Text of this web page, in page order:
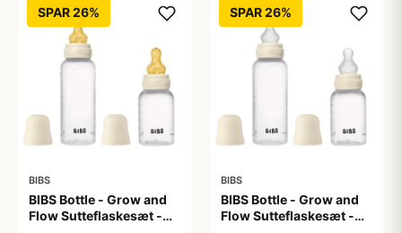
SPAR 26%
BIBS
BIBS Bottle - Grow and
Flow Sutteflaskesæt -
SPAR 26%
BIBS
BIBS Bottle - Grow and
Flow Sutteflaskesæt -